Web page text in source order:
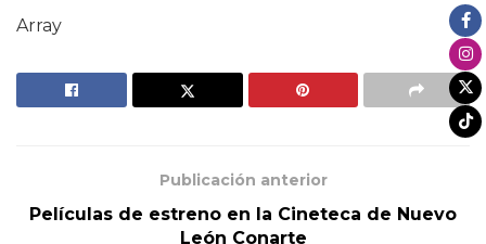
Array
Publicación anterior
Películas de estreno en la Cineteca de Nuevo
León Conarte